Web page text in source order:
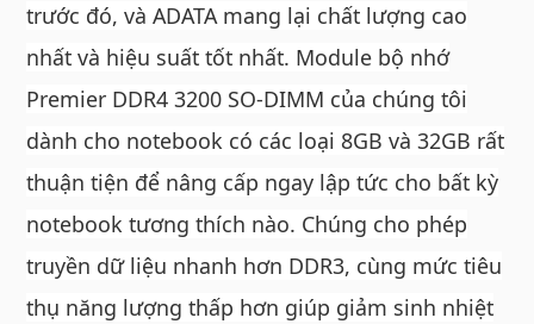
trước đó, và ADATA mang lại chất lượng cao
nhất và hiệu suất tốt nhất. Module bộ nhớ
Premier DDR4 3200 SO-DIMM của chúng tôi
dành cho notebook có các loại 8GB và 32GB rất
thuận tiện để nâng cấp ngay lập tức cho bất kỳ
notebook tương thích nào. Chúng cho phép
truyền dữ liệu nhanh hơn DDR3, cùng mức tiêu
thụ năng lượng thấp hơn giúp giảm sinh nhiệt